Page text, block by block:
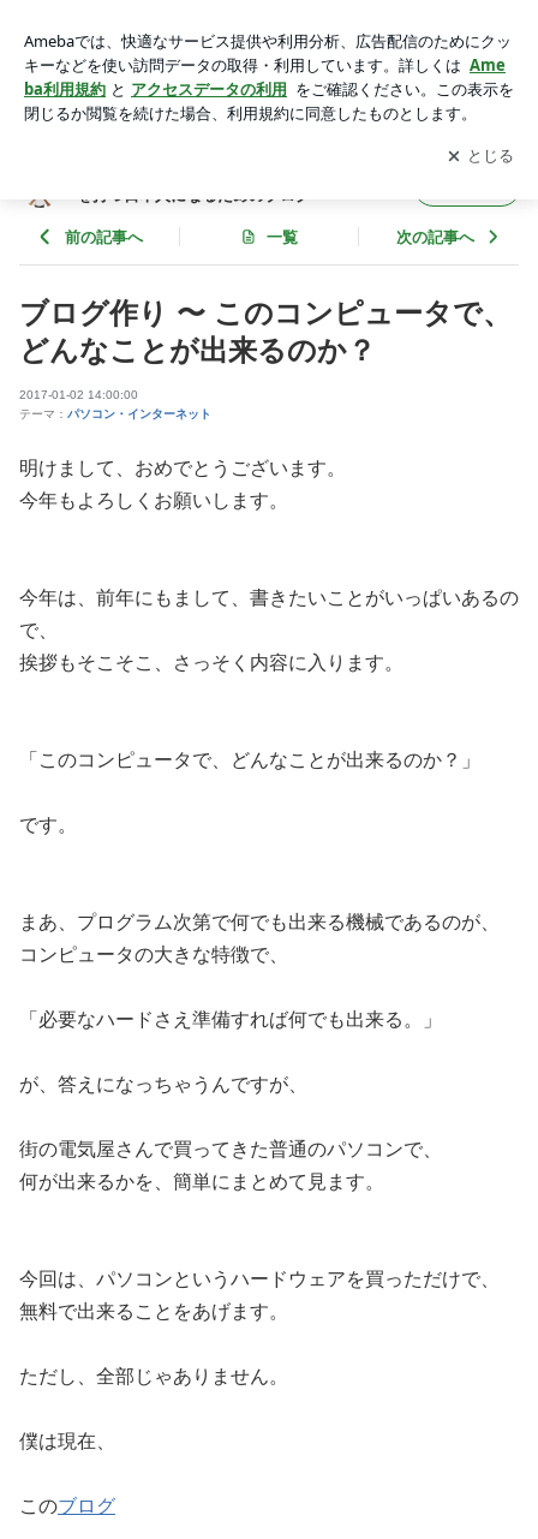
か？ | 本当の日本の歴史と、日本人を知って、自信を持つ日本
人になるためのブログ
アプリをダウンロードして ブログの更新通知
を受け取りまし
ょう。
開く
を持つ日本人になるためのブログ
前の記事へ 一覧 次の記事へ
ブログ作り 〜 このコンピュータで、
どんなことが出来るのか？
2017-01-02 14:00:00
テーマ： パソコン・インターネット
明けまして、おめでとうございます。
今年もよろしくお願いします。
今年は、前年にもまして、書きたいことがいっぱいあるの
で、
挨拶もそこそこ、さっそく内容に入ります。
「このコンピュータで、どんなことが出来るのか？」
です。
まあ、プログラム次第で何でも出来る機械であるのが、
コンピュータの大きな特徴で、
「必要なハードさえ準備すれば何でも出来る。」
が、答えになっちゃうんですが、
街の電気屋さんで買ってきた普通のパソコンで、
何が出来るかを、簡単にまとめて見ます。
今回は、パソコンというハードウェアを買っただけで、
無料で出来ることをあげます。
ただし、全部じゃありません。
僕は現在、
このブログ